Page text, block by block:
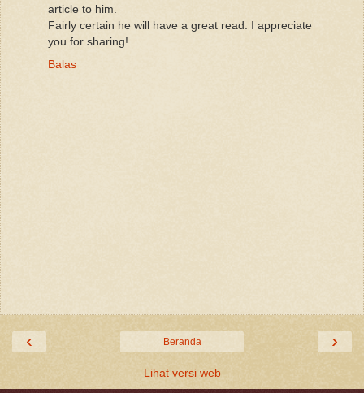
article to him.
Fairly certain he will have a great read. I appreciate
you for sharing!
Balas
‹ ›
Beranda
Lihat versi web